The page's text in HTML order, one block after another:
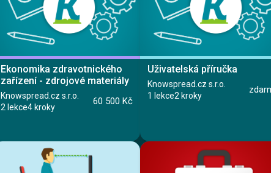
Kurz
Lekce 1: Před jízdou do zahraničí
Lekce 4: Závěrečný test
Kurz
Ekonomika zdravotnického
zařízení - zdrojové materiály
Knowspread.cz s.r.o.
2 lekce4 kroky
60 500 Kč
Uživatelská příručka
Knowspread.cz s.r.o.
1 lekce2 kroky